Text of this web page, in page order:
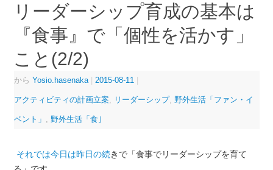
リーダーシップ育成の基本は
『食事』で「個性を活かす」
こと(2/2)
から Yosio.hasenaka 2015-08-11
アクティビティの計画立案 リーダーシップ, 野外生活「ファン・イ
ベント」 野外生活「食｣
それでは今日は昨日の続きで「食事でリーダーシップを育て